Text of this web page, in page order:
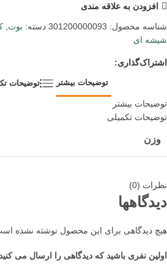
افزودن به علاقه مندی
شناسه محصول: 301200000093 دسته: بوت
شیشه ای
اشتراک‌گذاری:
توضیحات بیشتر توضیحات
توضیحات بیشتر
توضیحات تکمیلی
وزن
نظرات (0)
دیدگاهها
هیچ دیدگاهی برای این محصول نوشته نشده
اولین نفری باشید که دیدگاهی را ارسال می